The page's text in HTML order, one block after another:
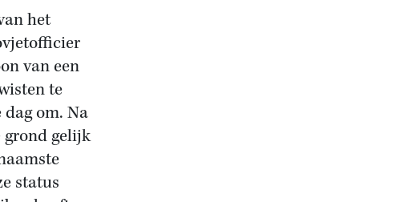
het
van een
te
om. Na
grond gelijk
status